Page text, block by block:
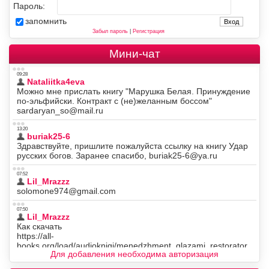
Пароль:
запомнить
Забыл пароль| Регистрация
Мини-чат
Для добавления необходима авторизация